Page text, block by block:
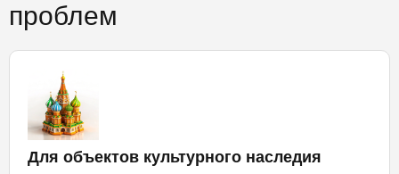
проблем
Для объектов культурного наследия